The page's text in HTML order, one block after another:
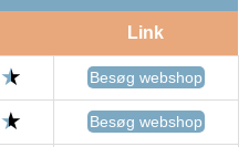
Link
Besøg webshop
Besøg webshop